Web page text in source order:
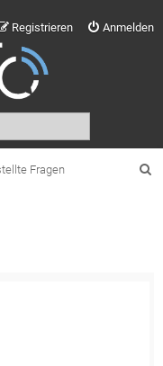
Anmelden
Registrieren
Fragen